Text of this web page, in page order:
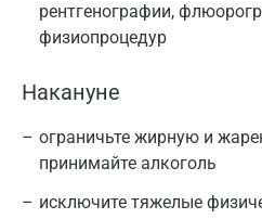
рентгенографии,
физиопроцедур
Накануне
ограничьте жирную и
принимайте алкоголь
исключите тяжелые